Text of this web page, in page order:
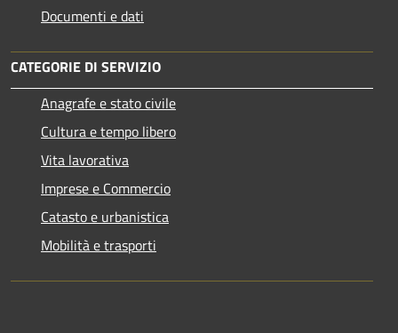
Documenti e dati
CATEGORIE DI SERVIZIO
Anagrafe e stato civile
Cultura e tempo libero
Vita lavorativa
Imprese e Commercio
Catasto e urbanistica
Mobilità e trasporti